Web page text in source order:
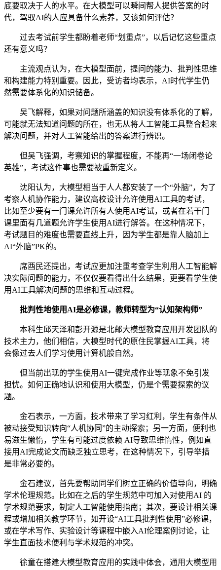
底要取决于人的水平。在大模型可以瞬间帮人提供答案的时
代，驾驭AI的人应具备什么素养，又该如何评估？
过去考试前学生都盼着老师“划重点”，以后记忆这些重点
还有意义吗？
主流观点认为，在大模型面前，提问的能力、批判性思维
和构建能力特别重要。因此，受访者均表示，AI时代学生仍
然需要体系化的知识储备。
吴飞解释，如果对问题所涵盖的知识没有体系化的了解，
可能就无法知道问题的所在，也无从将人工智能工具整合起来
解决问题，并对人工智能给出的答案进行辨识。
但吴飞强调，考察知识的掌握程度，不能再“一场闭卷论
英雄”，考试这件事也需要被重新定义。
沈阳认为，大模型相当于人人都安装了一个“外脑”，为了
考察人机协作能力，建议高校设计允许使用AI工具的考试，
比如至少要有一门课允许所有人使用AI考试，或者在若干门
课里面有几道题允许学生使用AI进行解答。在这种情况下，
考试题目的难度也需要直线上升，因为学生都是靠人脑加上
AI“外脑”PK的。
席酉民还提出，考试应更加注重考查学生利用人工智能解
决实际问题的能力，不仅仅要看得出什么结果，更要看学生使
用AI工具解决问题的思维和互动过程。
批判性地使用AI是必修课，教师转型为“认知架构师”
本科生邱天泽和彭开源是北邮大模型教育应用开发团队的
技术主力，他们相信，大模型时代的原住民掌握AI工具，将
会像过去人们学习使用计算机般自然。
但当前出现的学生使用AI一键完成作业等现象不免引发
担忧。如何正确地认识和使用大模型，仍是个需要探索的议
题。
金石表示，一方面，技术带来了学习红利，学生有条件从
被动接受知识转向“人机协同”的主动探索；另一方面，便利也
易滋生懒惰，学生有可能过度依赖 AI导致思维惰性，例如直
接用AI完成论文而缺乏独立思考，在这种情况下，引导举措
是非常必要的。
金石建议，首先要帮助同学们树立正确的价值导向，明确
学术伦理规范。比如在之后的学生规范中可加入对使用AI 的
学术规范要求，制定人工智能使用指南；其次，要设计相关课
程或增加相关教学环节，如开设“AI工具批判性使用”必修课，
或在学术写作、实验设计等课程中嵌入AI伦理案例讨论，让
学生直面技术便利与学术规范的冲突。
徐童在搭建大模型教育应用的实践中体会，通用大模型用